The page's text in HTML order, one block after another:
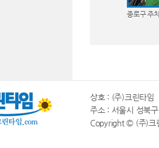
종로구 주
상호 : (주)크린타
주소 : 서울시 성북
Copyright © (주)크